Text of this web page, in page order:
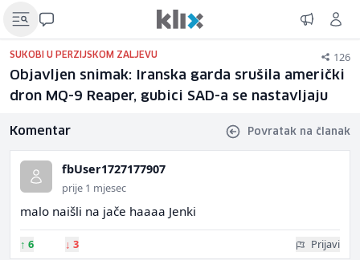
SUKOBI U PERZIJSKOM ZALJEVU 126
Objavljen snimak: Iranska garda srušila američki
dron MQ-9 Reaper, gubici SAD-a se nastavljaju
Komentar Povratak na članak
fbUser1727177907
prije 1 mjesec
malo naišli na jače haaaa Jenki
↑ 6 ↓ 3 Prijavi